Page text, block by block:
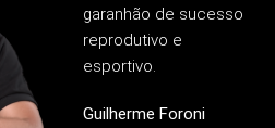
garanhão de sucesso
reprodutivo e
esportivo.
Guilherme Foroni